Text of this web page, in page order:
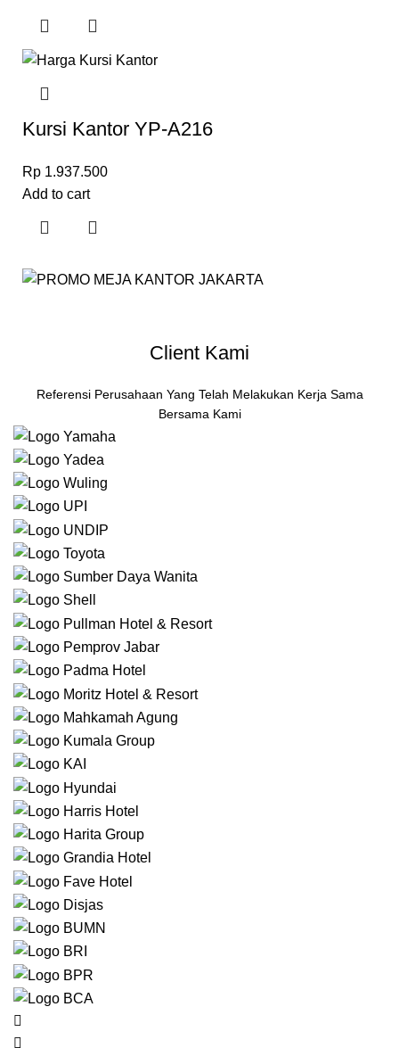
Kursi Kantor YP-A216
Rp 1.937.500
Add to cart
Client Kami
Referensi Perusahaan Yang Telah Melakukan Kerja Sama
Bersama Kami